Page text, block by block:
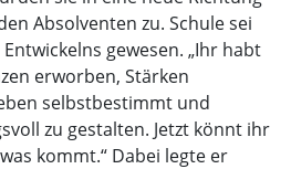
Absolventen zu. Schule sei
gewesen. „Ihr habt
erworben, Stärken
selbstbestimmt und
zu gestalten. Jetzt könnt ihr
kommt.“ Dabei legte er